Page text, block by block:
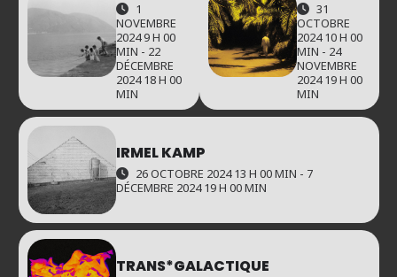
1
NOVEMBRE
2024 9 H 00
MIN - 22
DÉCEMBRE
2024 18 H 00
MIN
31
OCTOBRE
2024 10 H 00
MIN - 24
NOVEMBRE
2024 19 H 00
MIN
IRMEL KAMP
26 OCTOBRE 2024 13 H 00 MIN - 7
DÉCEMBRE 2024 19 H 00 MIN
TRANS*GALACTIQUE